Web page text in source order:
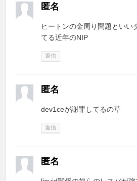
匿名
ヒートンの金周り問題といい
てる近年のNIP
返信
匿名
dev1ceが謝罪してるの草
返信
匿名